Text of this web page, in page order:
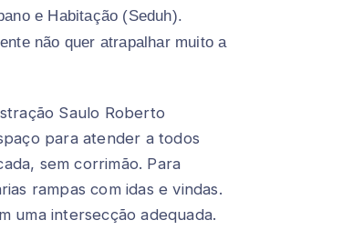
e Habitação (Seduh).
não quer atrapalhar muito a
Saulo Roberto
para atender a todos
sem corrimão. Para
rampas com idas e vindas.
uma intersecção adequada.